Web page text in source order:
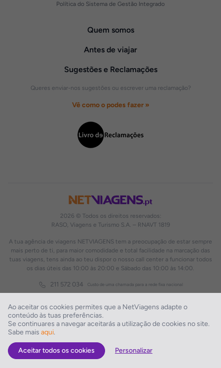
Ao aceitar os cookies permites que a NetViagens adapte o
conteúdo às tuas preferências.
Se continuares a navegar aceitarás a utilização de cookies no site.
Sabe mais aqui.
Aceitar todos os cookies Personalizar
2026 © Todos os direitos reservados:
RASO, Viagens e Turismo S.A. – RNAVT 1819
A tua agência de viagens NETVIAGENS tem a preocupação de estar sempre
mais perto de ti, para maior comodidade e total facilidade na marcação das
tuas viagens, tens ainda ao teu dispor o nosso call center a funcionar todos
os dias úteis das 10:00 às 20:00 e Sábado das 10:00 às 14:00.
211 572 034 Custo de uma chamada para a rede fixa nacional
Política do Sistema de Gestão Integrado
Quem somos
Antes de viajar
Sugestões e Reclamações
Queres enviar-nos sugestões ou escrever uma reclamação?
Vê como o podes fazer »